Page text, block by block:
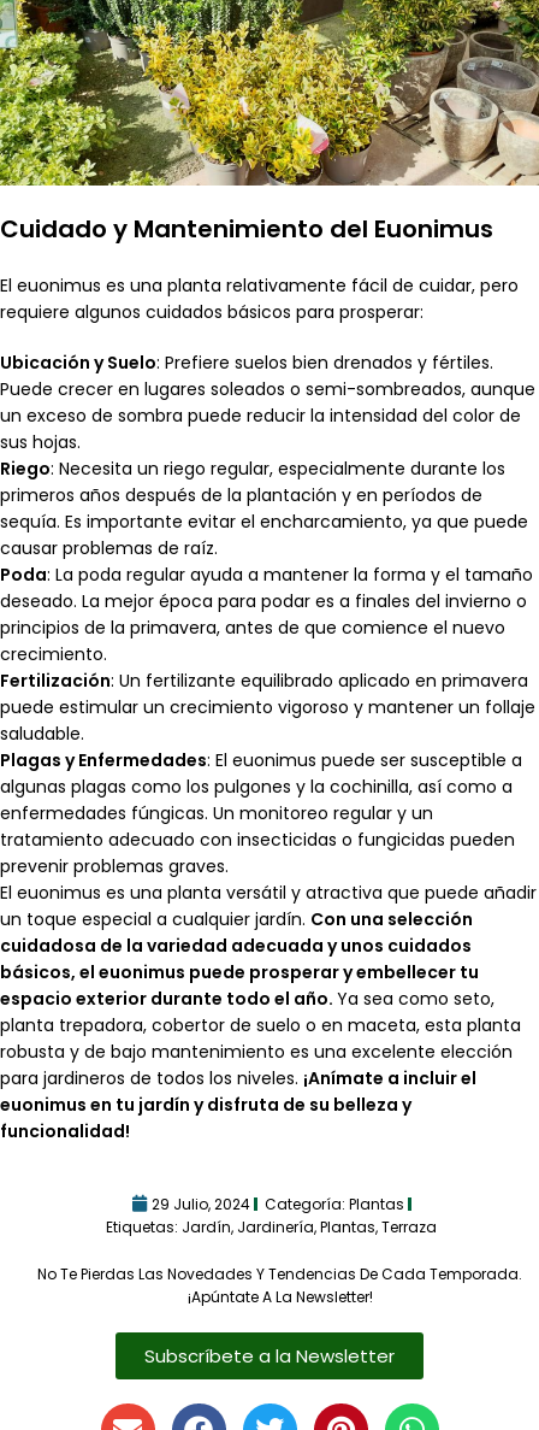
Cuidado y Mantenimiento del Euonimus
El euonimus es una planta relativamente fácil de cuidar, pero
requiere algunos cuidados básicos para prosperar:
Ubicación y Suelo: Prefiere suelos bien drenados y fértiles.
Puede crecer en lugares soleados o semi-sombreados, aunque
un exceso de sombra puede reducir la intensidad del color de
sus hojas.
Riego: Necesita un riego regular, especialmente durante los
primeros años después de la plantación y en períodos de
sequía. Es importante evitar el encharcamiento, ya que puede
causar problemas de raíz.
Poda: La poda regular ayuda a mantener la forma y el tamaño
deseado. La mejor época para podar es a finales del invierno o
principios de la primavera, antes de que comience el nuevo
crecimiento.
Fertilización: Un fertilizante equilibrado aplicado en primavera
puede estimular un crecimiento vigoroso y mantener un follaje
saludable.
Plagas y Enfermedades: El euonimus puede ser susceptible a
algunas plagas como los pulgones y la cochinilla, así como a
enfermedades fúngicas. Un monitoreo regular y un
tratamiento adecuado con insecticidas o fungicidas pueden
prevenir problemas graves.
El euonimus es una planta versátil y atractiva que puede añadir
un toque especial a cualquier jardín. Con una selección
cuidadosa de la variedad adecuada y unos cuidados
básicos, el euonimus puede prosperar y embellecer tu
espacio exterior durante todo el año. Ya sea como seto,
planta trepadora, cobertor de suelo o en maceta, esta planta
robusta y de bajo mantenimiento es una excelente elección
para jardineros de todos los niveles. ¡Anímate a incluir el
euonimus en tu jardín y disfruta de su belleza y
funcionalidad!
29 Julio, 2024 Categoría: Plantas
Etiquetas: Jardín, Jardinería,Plantas,Terraza
No Te Pierdas Las Novedades Y Tendencias De Cada Temporada.
¡Apúntate A La Newsletter!
Subscríbete a la Newsletter